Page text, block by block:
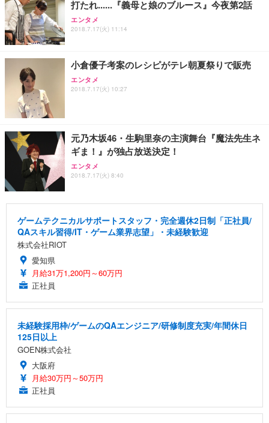
打たれ......『義母と娘のブルース』今夜第2話
エンタメ
2018.7.17(火) 11:14
小倉優子考案のレシピがテレ朝夏祭りで販売
エンタメ
2018.7.17(火) 10:27
元乃木坂46・生駒里奈の主演舞台『魔法先生ネ
ギま！』が独占放送決定！
エンタメ
2018.7.17(火) 8:40
ゲームテクニカルサポートスタッフ・完全週休2日制「正社員/
QAスキル習得/IT・ゲーム業界志望」・未経験歓迎
株式会社RIOT
愛知県
月給31万1,200円～60万円
正社員
未経験採用枠/ゲームのQAエンジニア/研修制度充実/年間休日
125日以上
GOEN株式会社
大阪府
月給30万円～50万円
正社員